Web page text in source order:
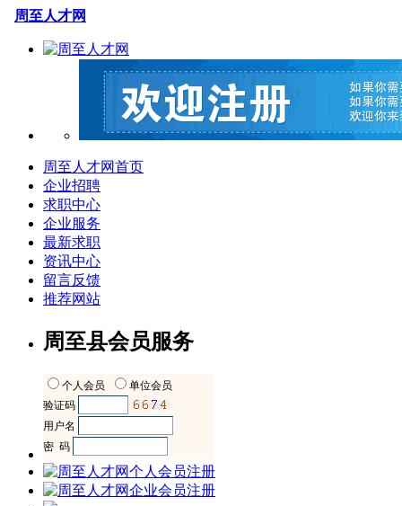
周至人才网
周至人才网首页
企业招聘
求职中心
企业服务
最新求职
资讯中心
留言反馈
推荐网站
周至县会员服务